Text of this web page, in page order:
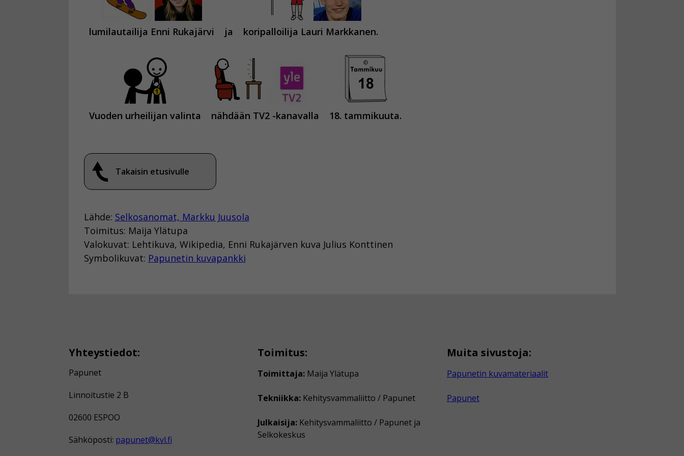
lumilautailija Enni Rukajärvi ja koripalloilija Lauri Markkanen.
Vuoden urheilijan valinta nähdään TV2 -kanavalla 18. tammikuuta.
Takaisin etusivulle
Lähde: Selkosanomat, Markku Juusola
Toimitus: Maija Ylätupa
Valokuvat: Lehtikuva, Wikipedia, Enni Rukajärven kuva Julius Konttinen
Symbolikuvat: Papunetin kuvapankki
Yhteystiedot:
Papunet
Linnoitustie 2 B
02600 ESPOO
Sähköposti: papunet@kvl.fi
Toimitus:
Toimittaja: Maija Ylätupa
Tekniikka: Kehitysvammaliitto / Papunet
Julkaisija: Kehitysvammaliitto / Papunet ja
Selkokeskus
Muita sivustoja:
Papunetin kuvamateriaalit
Papunet